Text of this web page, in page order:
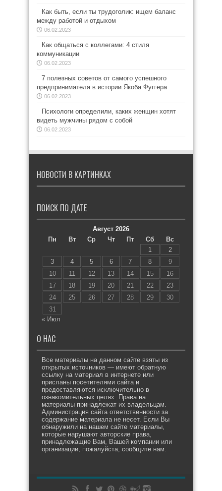
Как быть, если ты трудоголик: ищем баланс
между работой и отдыхом
06.02.2023
Как общаться с коллегами: 4 стиля
коммуникации
06.02.2023
7 полезных советов от самого успешного
предпринимателя в истории Якоба Фуггера
06.02.2023
Психологи определили, каких женщин хотят
видеть мужчины рядом с собой
06.02.2023
НОВОСТИ В КАРТИНКАХ
ПОИСК ПО ДАТЕ
Август 2026
Пн
Вт Ср Чт Пт Сб
Вс
1
2
3
4 5 6 7 8
9
10
11 12 13 14 15
16
17
18 19 20 21 22
23
24
25 26 27 28 29
30
31
« Июл
О НАС
Все материалы на данном сайте взяты из
открытых источников — имеют обратную
ссылку на материал в интернете или
присланы посетителями сайта и
предоставляются исключительно в
ознакомительных целях. Права на
материалы принадлежат их владельцам.
Администрация сайта ответственности за
содержание материала не несет. Если Вы
обнаружили на нашем сайте материалы,
которые нарушают авторские права,
принадлежащие Вам, Вашей компании или
организации, пожалуйста, сообщите нам.